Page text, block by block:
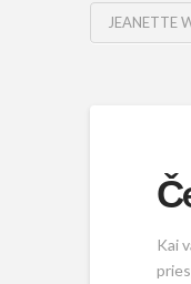
JEANETTE
Kai